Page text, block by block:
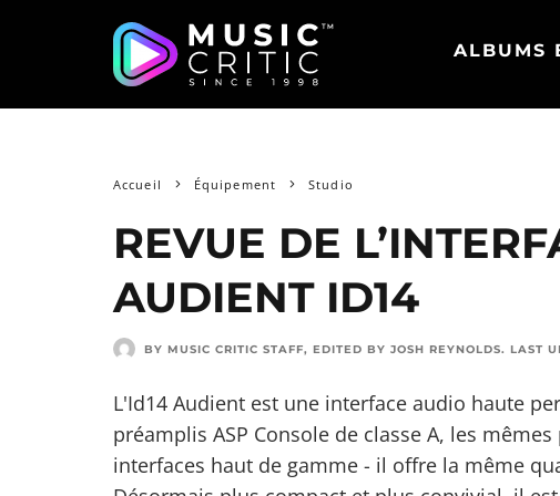
ALBUMS
Accueil Équipement Studio
REVUE DE
AUDIENT ID14
BY MUSIC CRITIC STAFF, EDITED BY JOSH REYNOLDS. LAST
L'Id14 Audient est une interface audio haute
préamplis ASP Console de classe A, les
interfaces haut de gamme - il offre la même